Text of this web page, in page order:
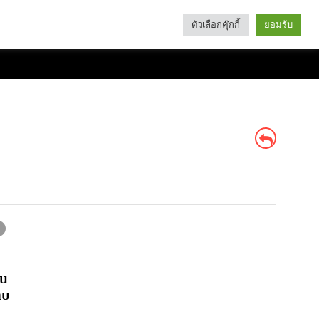
Categories
ตัวเลือกคุ๊กกี้ ยอมรับ